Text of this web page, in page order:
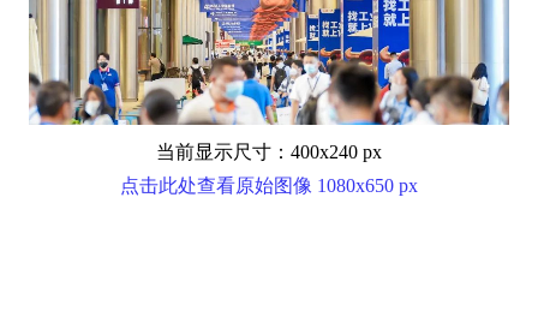
当前显示尺寸：400x240 px
点击此处查看原始图像 1080x650 px